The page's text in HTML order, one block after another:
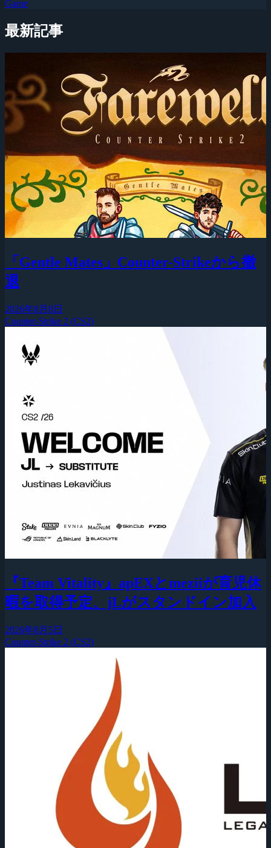
Game
最新記事
「Gentle Mates」Counter-Strikeから撤
退
2026年8月8日
Counter-Strike 2 (CS2)
『Team Vitality』apEXとmeziiが育児休
暇を取得予定、jLがスタンドイン加入
2026年8月5日
Counter-Strike 2 (CS2)